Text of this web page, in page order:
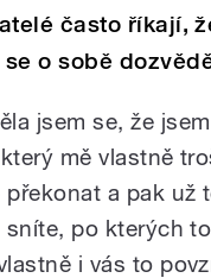
často říkají,
o sobě
jsem se, že
mě vlastně
a pak už
sníte, po kterých
i vás to